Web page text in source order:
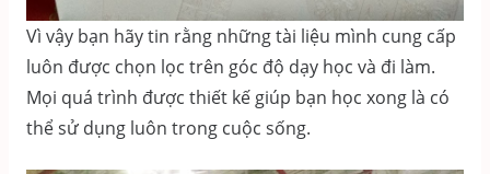
Vì vậy bạn hãy tin rằng những tài liệu mình cung cấp
luôn được chọn lọc trên góc độ dạy học và đi làm.
Mọi quá trình được thiết kế giúp bạn học xong là có
thể sử dụng luôn trong cuộc sống.